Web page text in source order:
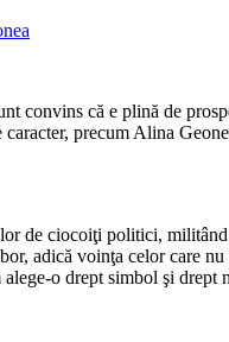
convins că e plină de
precum Alina
de ciocoiţi politici,
adică voinţa celor care
o drept simbol şi drept